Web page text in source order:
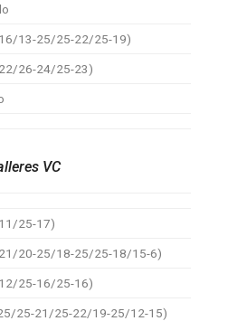
13-25/25-22/25-19)
26-24/25-23)
VC
25-17)
20-25/18-25/25-18/15-6)
25-16/25-16)
25-21/25-22/19-25/12-15)